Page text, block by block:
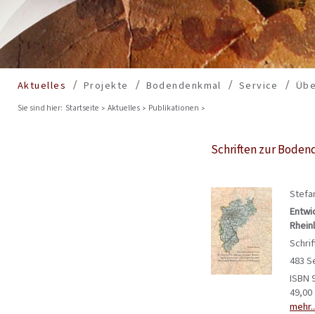
Aktuelles Projekte Bodendenkmal Service
Sie sind hier: Startseite Aktuelles Publikationen
Schriften zur
483
ISBN
49,00